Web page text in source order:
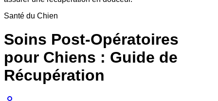
Santé du Chien
Soins Post-Opératoires
pour Chiens : Guide de
Récupération